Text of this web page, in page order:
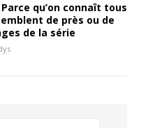
qu’on connaît tous
de près ou de
de la série